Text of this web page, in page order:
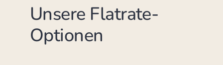
Unsere Flatrate-
Optionen